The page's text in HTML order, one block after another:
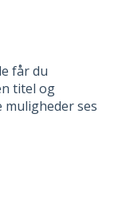
får du
titel og
muligheder ses